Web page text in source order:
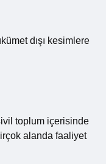
dışı kesimlere
toplum içerisinde
alanda faaliyet